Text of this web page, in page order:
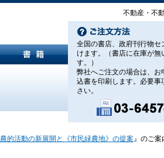
不動産・不
新刊『都市の農を
《市民緑農地》の
ました。
全国の書店、政府刊行物
けます。（書店に在庫が無
す。）
弊社へご注文の場合は、お
込書を印刷します。必要事
さい。
的活動の新展開と《市民緑農地》の提案』のご案